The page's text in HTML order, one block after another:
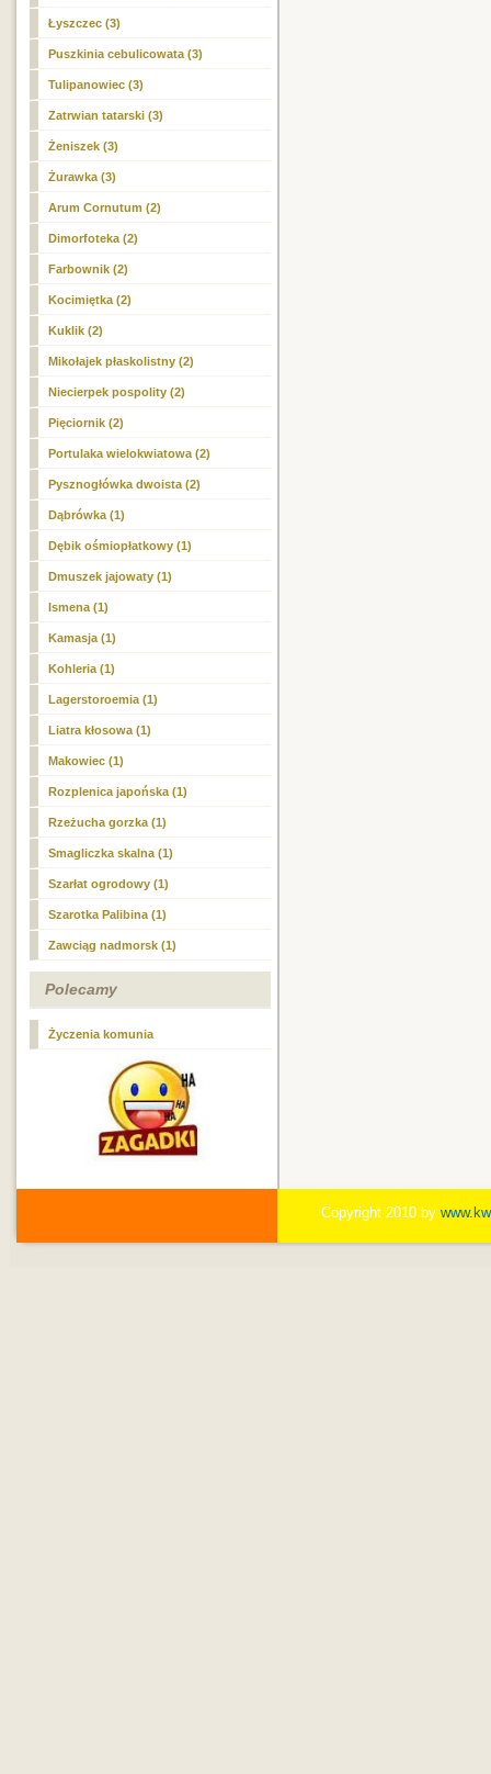
Łyszczec (3)
Puszkinia cebulicowata (3)
Tulipanowiec (3)
Zatrwian tatarski (3)
Żeniszek (3)
Żurawka (3)
Arum Cornutum (2)
Dimorfoteka (2)
Farbownik (2)
Kocimiętka (2)
Kuklik (2)
Mikołajek płaskolistny (2)
Niecierpek pospolity (2)
Pięciornik (2)
Portulaka wielokwiatowa (2)
Pysznogłówka dwoista (2)
Dąbrówka (1)
Dębik ośmiopłatkowy (1)
Dmuszek jajowaty (1)
Ismena (1)
Kamasja (1)
Kohleria (1)
Lagerstoroemia (1)
Liatra kłosowa (1)
Makowiec (1)
Rozplenica japońska (1)
Rzeżucha gorzka (1)
Smagliczka skalna (1)
Szarłat ogrodowy (1)
Szarotka Palibina (1)
Zawciąg nadmorsk (1)
Polecamy
Życzenia komunia
Copyright 2010 by